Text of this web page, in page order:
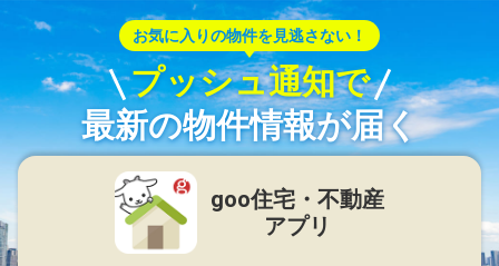
お気に入りの物件を見逃さない！
プッシュ通知で
最新の物件情報が届く
goo住宅・不動産
アプリ